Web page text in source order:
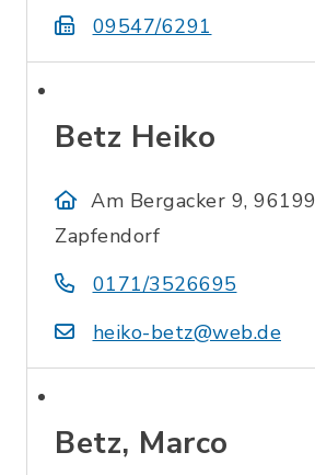
09547/6291
Betz Heiko
Am Bergacker 9, 96199
Zapfendorf
0171/3526695
heiko-betz@web.de
Betz, Marco